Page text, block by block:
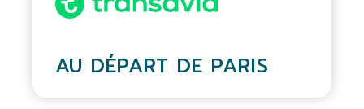
AU DÉPART DE PARIS